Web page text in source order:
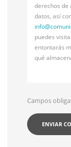
derechos de
datos, así
info@
puedes
entontarás
qué
Campos